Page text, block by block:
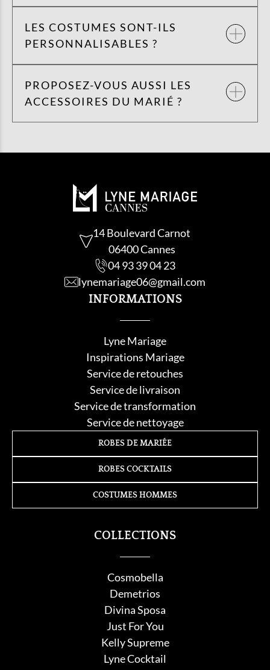
LES COSTUMES SONT-ILS
PERSONNALISABLES ?
PROPOSEZ-VOUS AUSSI LES
ACCESSOIRES DU MARIÉ ?
14 Boulevard Carnot
06400 Cannes
04 93 39 04 23
lynemariage06@gmail.com
INFORMATIONS
Lyne Mariage
Inspirations Mariage
Service de retouches
Service de livraison
Service de transformation
Service de nettoyage
COLLECTIONS
Cosmobella
Demetrios
Divina Sposa
Just For You
Kelly Supreme
Lyne Cocktail
ROBES DE MARIÉE
ROBES COCKTAILS
COSTUMES HOMMES